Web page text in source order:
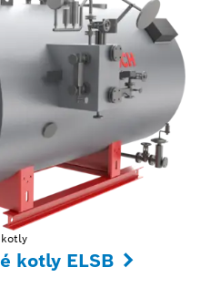
kotly ELSB